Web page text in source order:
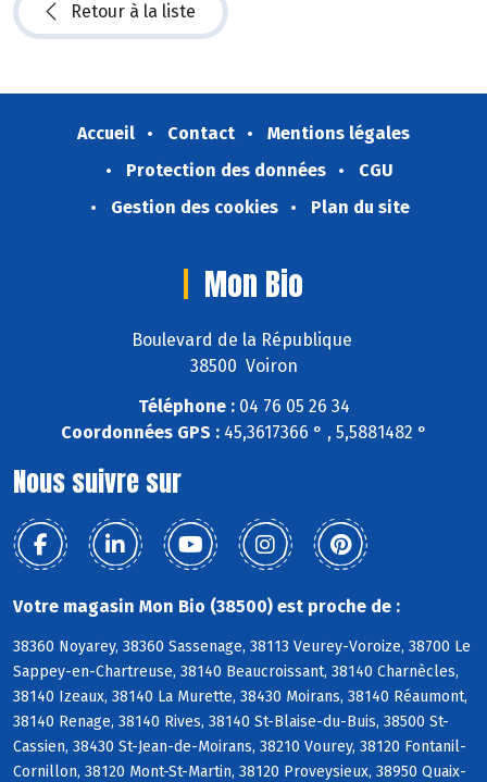
Retour à la liste
Accueil Contact
Mentions légales
Protection des données
CGU
Gestion des cookies
Plan du site
Mon Bio
Boulevard de la République
38500 Voiron
Téléphone :04 76 05 26 34
Coordonnées GPS :45,3617366 ° , 5,5881482 °
Nous suivre sur
Votre magasin Mon Bio (38500) est proche de :
38360 Noyarey, 38360 Sassenage, 38113 Veurey-Voroize, 38700 Le
Sappey-en-Chartreuse, 38140 Beaucroissant, 38140 Charnècles,
38140 Izeaux, 38140 La Murette, 38430 Moirans, 38140 Réaumont,
38140 Renage, 38140 Rives, 38140 St-Blaise-du-Buis, 38500 St-
Cassien, 38430 St-Jean-de-Moirans, 38210 Vourey, 38120 Fontanil-
Cornillon, 38120 Mont-St-Martin, 38120 Proveysieux, 38950 Quaix-